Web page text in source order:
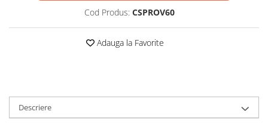
Cod Produs: CSPROV60
Adauga la Favorite
Descriere